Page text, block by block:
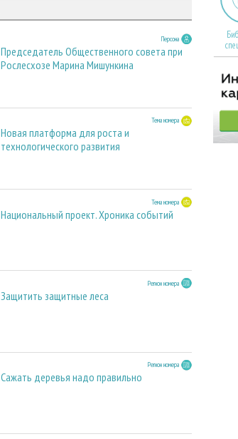
Персона
Председатель Общественного совета при
Рослесхозе Марина Мишункина
Тема номера
Новая платформа для роста и
технологического развития
Тема номера
Национальный проект. Хроника событий
Регион номера
Защитить защитные леса
Регион номера
Сажать деревья надо правильно